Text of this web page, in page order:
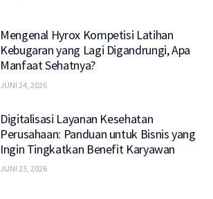
Mengenal Hyrox Kompetisi Latihan
Kebugaran yang Lagi Digandrungi, Apa
Manfaat Sehatnya?
JUNI 24, 2026
Digitalisasi Layanan Kesehatan
Perusahaan: Panduan untuk Bisnis yang
Ingin Tingkatkan Benefit Karyawan
JUNI 23, 2026